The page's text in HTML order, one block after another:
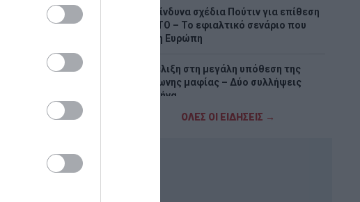
Τα επικίνδυνα σχέδια Πούτιν για επίθεση
στο ΝΑΤΟ – Το εφιαλτικό σενάριο που
τρέμει η Ευρώπη
Νέα εξέλιξη στη μεγάλη υπόθεση της
ρωσόφωνης μαφίας – Δύο συλλήψεις
στην Αθήνα
ΟΛΕΣ ΟΙ ΕΙΔΗΣΕΙΣ →